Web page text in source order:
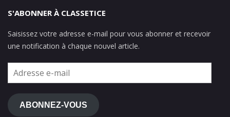
S'ABONNER À CLASSETICE
Saisissez votre adresse e-mail pour vous abonner et recevoir
une notification à chaque nouvel article.
Adresse
e-
mail
ABONNEZ-VOUS